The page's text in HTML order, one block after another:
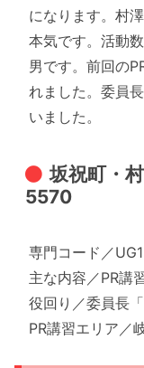
になります。村
本気です。活動
男です。前回の
れました。委員
いました。
坂祝町・
5570
専門コード／
主な内容／PR講
役回り／委員長「
PR講習エリア／